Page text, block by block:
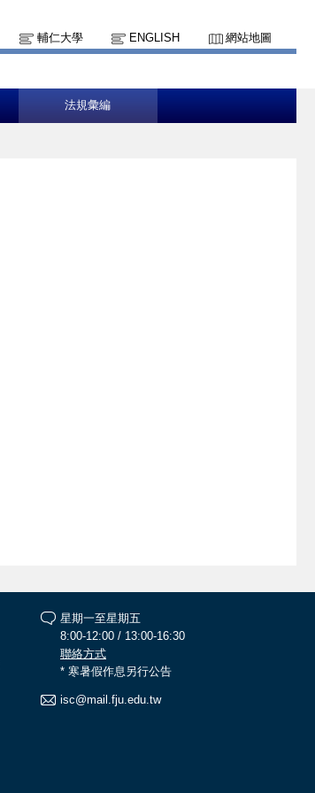
輔仁大學 ENGLISH 網站地圖
法規彙編
星期一至星期五
8:00-12:00 / 13:00-16:30
聯絡方式
* 寒暑假作息另行公告
isc@mail.fju.edu.tw